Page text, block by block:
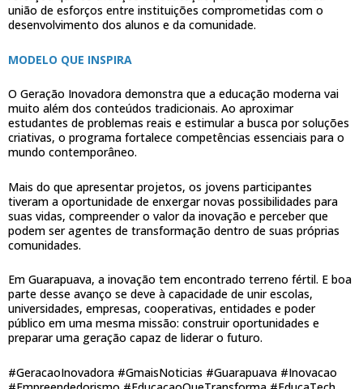
união de esforços entre instituições comprometidas com o
desenvolvimento dos alunos e da comunidade.
MODELO QUE INSPIRA
O Geração Inovadora demonstra que a educação moderna vai
muito além dos conteúdos tradicionais. Ao aproximar
estudantes de problemas reais e estimular a busca por soluções
criativas, o programa fortalece competências essenciais para o
mundo contemporâneo.
Mais do que apresentar projetos, os jovens participantes
tiveram a oportunidade de enxergar novas possibilidades para
suas vidas, compreender o valor da inovação e perceber que
podem ser agentes de transformação dentro de suas próprias
comunidades.
Em Guarapuava, a inovação tem encontrado terreno fértil. E boa
parte desse avanço se deve à capacidade de unir escolas,
universidades, empresas, cooperativas, entidades e poder
público em uma mesma missão: construir oportunidades e
preparar uma geração capaz de liderar o futuro.
#GeracaoInovadora #GmaisNoticias #Guarapuava #Inovacao